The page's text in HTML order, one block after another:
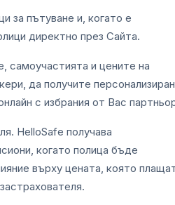
за пътуване и, когато е
директно през Сайта.
самоучастията и цените на
да получите
с избрания от Вас
HelloSafe получава
когато полица бъде
върху цената, която